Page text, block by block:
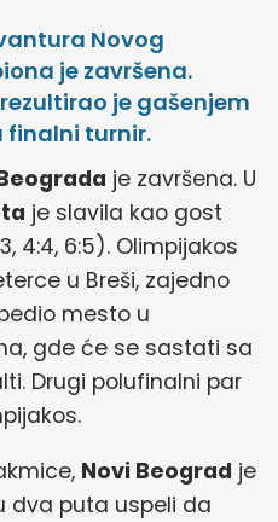
Novog
je završena.
je gašenjem
finalni turnir.
je završena. U
je slavila kao gost
4:4, 6:5). Olimpijakos
u Breši, zajedno
mesto u
gde će se sastati sa
Drugi polufinalni par
Novi Beograd je
dva puta uspeli da